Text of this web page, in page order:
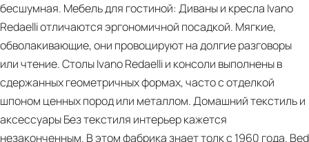
PDF
Venus
in
Furs
бесшумная. Мебель для гостиной: Диваны и кресла Ivano
Redaelli отличаются эргономичной посадкой. Мягкие,
обволакивающие, они провоцируют на долгие разговоры
или чтение. Столы Ivano Redaelli и консоли выполнены в
сдержанных геометричных формах, часто с отделкой
шпоном ценных пород или металлом. Домашний текстиль и
аксессуары Без текстиля интерьер кажется
незаконченным. В этом фабрика знает толк с 1960 года. Bed